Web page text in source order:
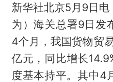
新华社北京5月9日
为）海关总署9日发
4个月，我国货物贸
亿元，同比增长
度基本持平。其中4